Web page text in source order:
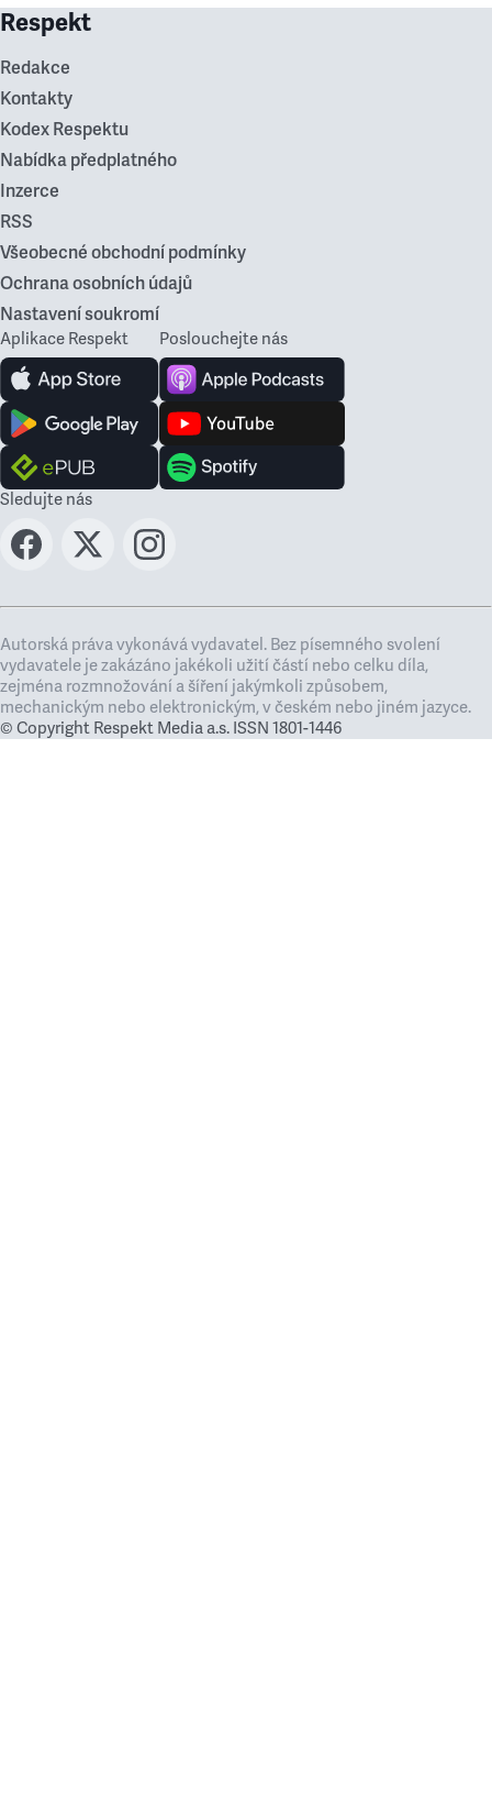
Respekt
Redakce
Kontakty
Kodex Respektu
Nabídka předplatného
Inzerce
RSS
Všeobecné obchodní podmínky
Ochrana osobních údajů
Nastavení soukromí
Aplikace Respekt Poslouchejte nás
Sledujte nás
Autorská práva vykonává vydavatel. Bez písemného svolení
vydavatele je zakázáno jakékoli užití částí nebo celku díla,
zejména rozmnožování a šíření jakýmkoli způsobem,
mechanickým nebo elektronickým, v českém nebo jiném jazyce.
© Copyright Respekt Media a.s. ISSN 1801-1446